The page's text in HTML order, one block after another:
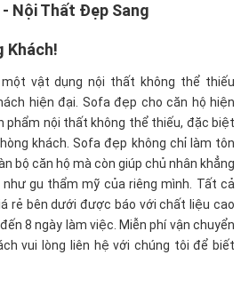
Nội Thất Đẹp Sang
Khách!
một vật dụng nội thất không thể thiếu
hiện đại. Sofa đẹp cho căn hộ hiện
phẩm nội thất không thể thiếu, đặc biệt
khách. Sofa đẹp không chỉ làm tôn
bộ căn hộ mà còn giúp chủ nhân khẳng
gu thẩm mỹ của riêng mình. Tất cả
rẻ bên dưới được báo với chất liệu cao
8 ngày làm việc. Miễn phí vận chuyển
vui lòng liên hệ với chúng tôi để biết